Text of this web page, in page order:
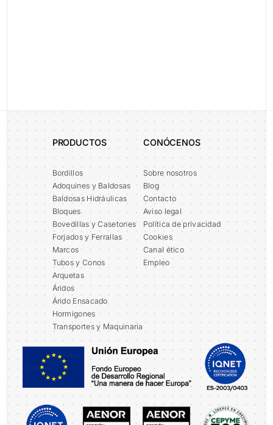
PRODUCTOS
Bordillos
Adoquines y Baldosas
Baldosas Hidráulicas
Bloques
Bovedillas y Casetones
Forjados y Ferrallas
Marcos
Tubos y Conos
Arquetas
Áridos
Árido Ensacado
Hormigones
Transportes y Maquinaria
CONÓCENOS
Sobre nosotros
Blog
Contacto
Aviso legal
Política de privacidad
Cookies
Canal ético
Empleo